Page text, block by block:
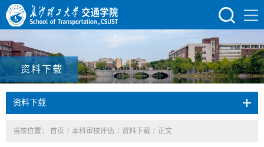
资料下载
资料下载
当前位置： 首页 / 本科审核评估 / 资料下载 / 正文